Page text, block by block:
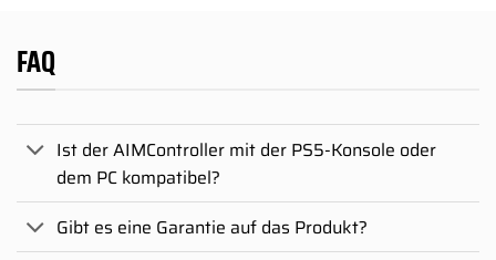
FAQ
Ist der AIMController mit der PS5-Konsole oder
dem PC kompatibel?
Gibt es eine Garantie auf das Produkt?